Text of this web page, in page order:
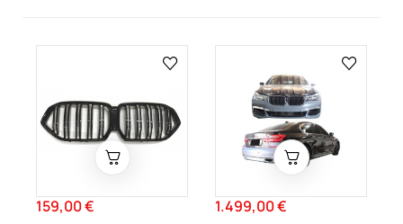
Precio
159,00 € Precio
1.499,00 €